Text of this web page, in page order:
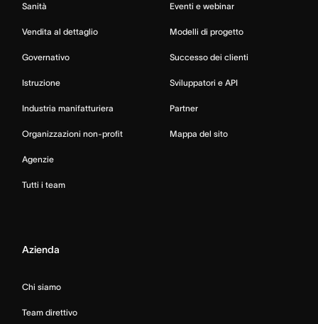
Sanità
Vendita al dettaglio
Governativo
Istruzione
Industria manifatturiera
Organizzazioni non-profit
Agenzie
Tutti i team
Eventi e webinar
Modelli di progetto
Successo dei clienti
Sviluppatori e API
Partner
Mappa del sito
Azienda
Chi siamo
Team direttivo